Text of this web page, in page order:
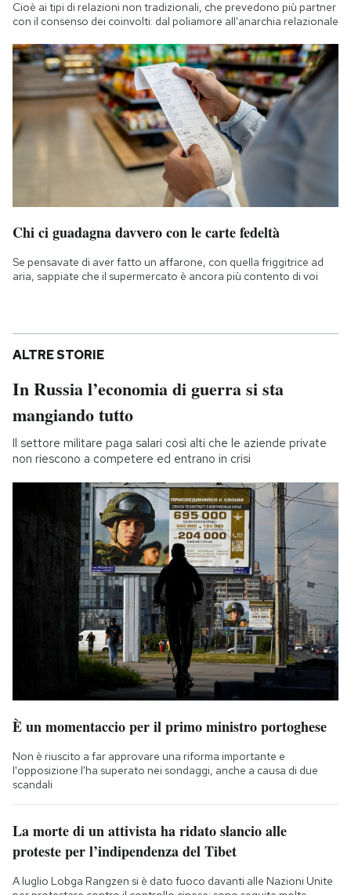
Cioè ai tipi di relazioni non tradizionali, che prevedono più partner
con il consenso dei coinvolti: dal poliamore all'anarchia relazionale
Chi ci guadagna davvero con le carte fedeltà
Se pensavate di aver fatto un affarone, con quella friggitrice ad
aria, sappiate che il supermercato è ancora più contento di voi
ALTRE STORIE
In Russia l’economia di guerra si sta
mangiando tutto
Il settore militare paga salari così alti che le aziende private
non riescono a competere ed entrano in crisi
È un momentaccio per il primo ministro portoghese
Non è riuscito a far approvare una riforma importante e
l'opposizione l'ha superato nei sondaggi, anche a causa di due
scandali
La morte di un attivista ha ridato slancio alle
proteste per l’indipendenza del Tibet
A luglio Lobga Rangzen si è dato fuoco davanti alle Nazioni Unite